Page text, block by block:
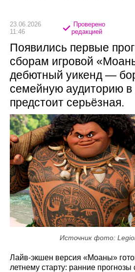
23.06.2026
11:46
Проверено
редакцией
Появились первые
сборам игровой
дебютный уикенд —
семейную аудиторию
предстоит серьёзная.
Источник фото:
Лайв-экшен версия «Моаны»
летнему старту: ранние прогнозы